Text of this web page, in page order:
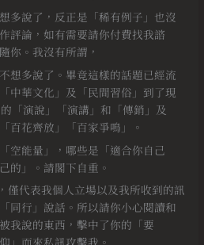
多說了，反正是「稀有例子」也沒
評論，如有需要請你付費找我諮
你。我沒有所謂，
想多說了。畢竟這樣的話題已經流
中華文化」及「民間習俗」到了現
「演說」「演講」和「傳銷」及
百花齊放」「百家爭鳴」。
空能量」，哪些是「適合你自己
的」。請閣下自重。
僅代表我個人立場以及我所收到的訊
同行」說話。所以請你小心閱讀和
我說的東西，擊中了你的「要